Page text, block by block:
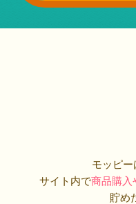
モッピ
サイト内で商品購入
貯め